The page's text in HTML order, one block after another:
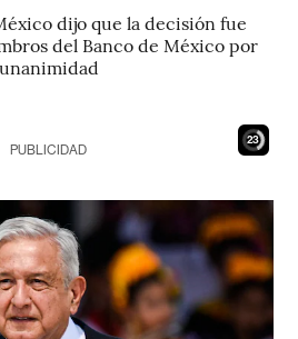
dijo que la decisión fue
del Banco de México por
unanimidad
22
PUBLICIDAD